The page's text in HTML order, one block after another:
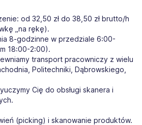
od 32,50 zł do 38,50 zł brutto/h
„na rękę).
8-godzinne w przedziale 6:00-
18:00-2:00).
transport pracowniczy z wielu
Politechniki, Dąbrowskiego,
Cię do obsługi skanera i
(picking) i skanowanie produktów.